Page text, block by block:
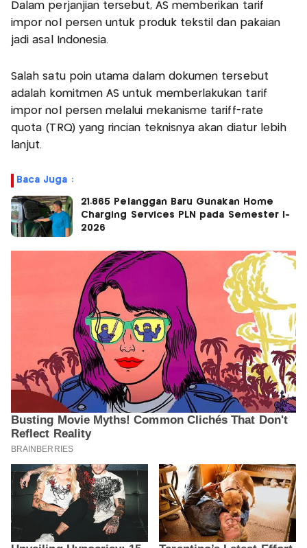
Dalam perjanjian tersebut, AS memberikan tarif
impor nol persen untuk produk tekstil dan pakaian
jadi asal Indonesia.
Salah satu poin utama dalam dokumen tersebut
adalah komitmen AS untuk memberlakukan tarif
impor nol persen melalui mekanisme tariff-rate
quota (TRQ) yang rincian teknisnya akan diatur lebih
lanjut.
Baca Juga :
21.865 Pelanggan Baru Gunakan Home
Charging Services PLN pada Semester I-
2026